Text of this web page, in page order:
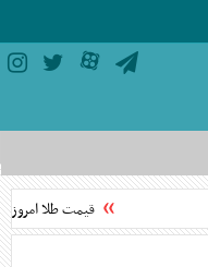
قیمت طلا امروز یکشنبه ۱۸